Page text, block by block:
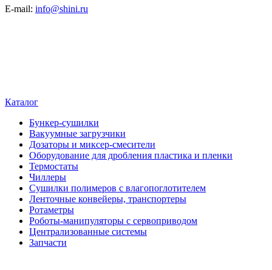
E-mail: info@shini.ru
Каталог
Бункер-сушилки
Вакуумные загрузчики
Дозаторы и миксер-смесители
Оборудование для дробления пластика и пленки
Термостаты
Чиллеры
Сушилки полимеров с влагопоглотителем
Ленточные конвейеры, транспортеры
Ротаметры
Роботы-манипуляторы с сервоприводом
Централизованные системы
Запчасти